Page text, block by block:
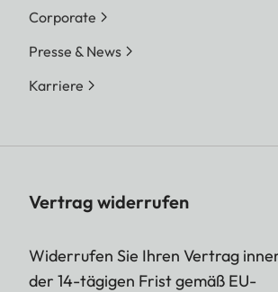
Corporate
Presse & News
Karriere
Vertrag widerrufen
Widerrufen Sie Ihren Vertrag
der 14-tägigen Frist gemäß EU-